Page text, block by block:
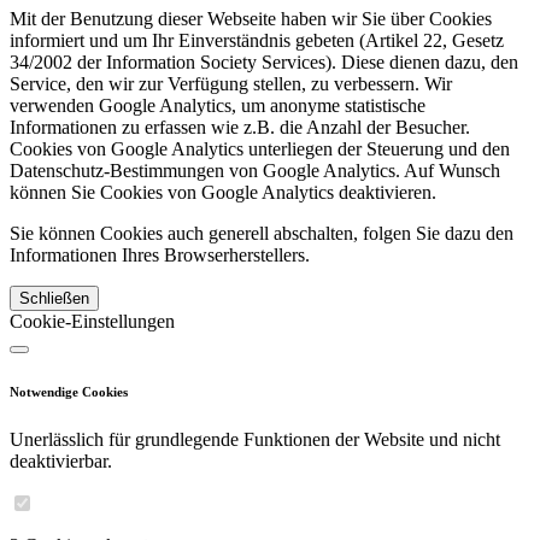
Mit der Benutzung dieser Webseite haben wir Sie über Cookies
informiert und um Ihr Einverständnis gebeten (Artikel 22, Gesetz
34/2002 der Information Society Services). Diese dienen dazu, den
Service, den wir zur Verfügung stellen, zu verbessern. Wir
verwenden Google Analytics, um anonyme statistische
Informationen zu erfassen wie z.B. die Anzahl der Besucher.
Cookies von Google Analytics unterliegen der Steuerung und den
Datenschutz-Bestimmungen von Google Analytics. Auf Wunsch
können Sie Cookies von Google Analytics deaktivieren.
Sie können Cookies auch generell abschalten, folgen Sie dazu den
Informationen Ihres Browserherstellers.
Schließen
Cookie-Einstellungen
Notwendige Cookies
Unerlässlich für grundlegende Funktionen der Website und nicht
deaktivierbar.